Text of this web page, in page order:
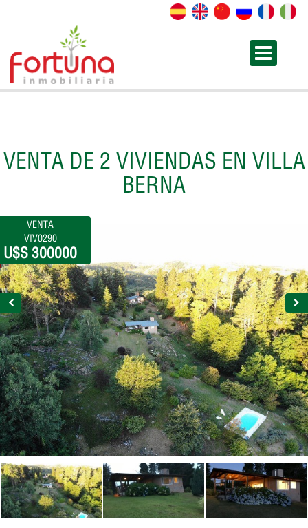
VENTA DE 2 VIVIENDAS EN VILLA
BERNA
VENTA
VIV0290
U$S 300000